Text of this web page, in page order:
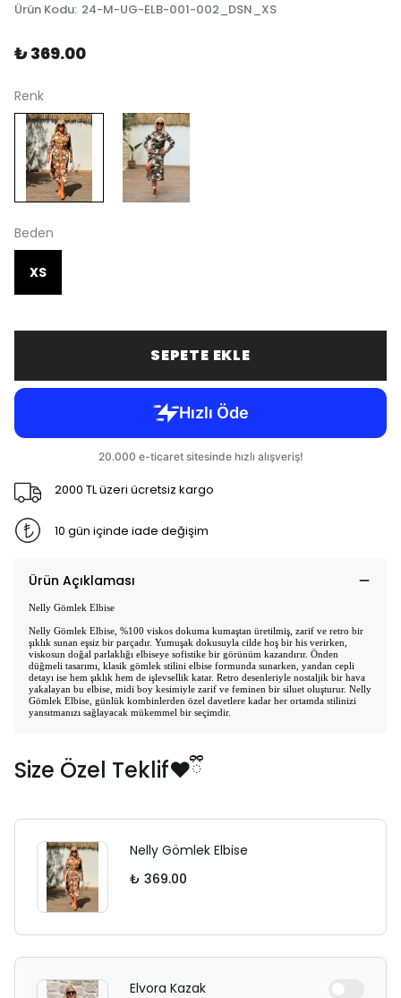
Ürün Kodu: 24-M-UG-ELB-001-002_DSN_XS
₺ 369.00
Renk
Beden
XS
SEPETE EKLE
2000 TL üzeri ücretsiz kargo
10 gün içinde iade değişim
Ürün Açıklaması
Nelly Gömlek Elbise
Nelly Gömlek Elbise, %100 viskos dokuma kumaştan üretilmiş, zarif ve retro bir
şıklık sunan eşsiz bir parçadır. Yumuşak dokusuyla cilde hoş bir his verirken,
viskosun doğal parlaklığı elbiseye sofistike bir görünüm kazandırır. Önden
düğmeli tasarımı, klasik gömlek stilini elbise formunda sunarken, yandan cepli
detayı ise hem şıklık hem de işlevsellik katar. Retro desenleriyle nostaljik bir hava
yakalayan bu elbise, midi boy kesimiyle zarif ve feminen bir siluet oluşturur. Nelly
Gömlek Elbise, günlük kombinlerden özel davetlere kadar her ortamda stilinizi
yansıtmanızı sağlayacak mükemmel bir seçimdir.
Size Özel Teklif❤️ྀི
Nelly Gömlek Elbise
₺ 369.00
Elvora Kazak